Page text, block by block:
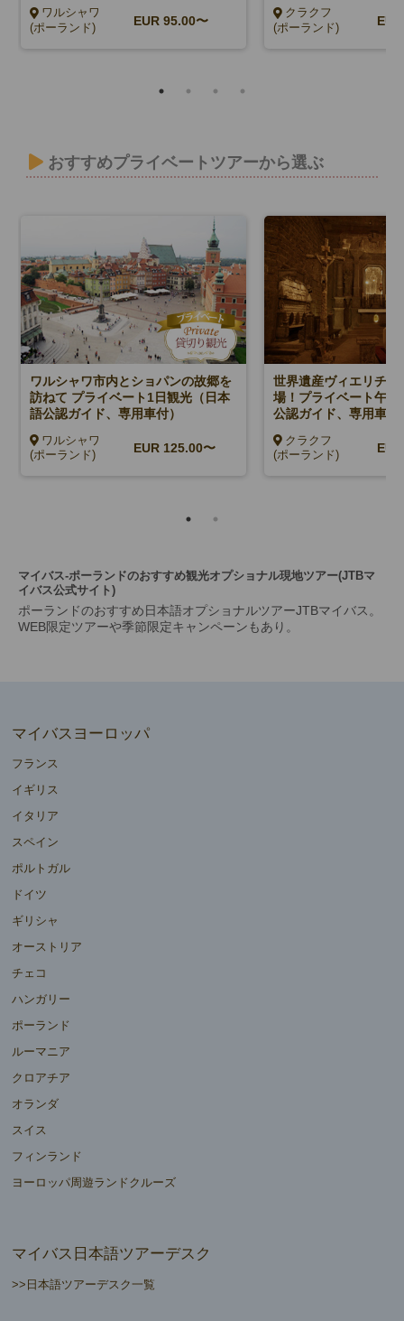
ワルシャワ
(ポーランド)
EUR 95.00〜
クラクフ
(ポーランド)
おすすめプライベートツアーから選ぶ
ワルシャワ市内とショパンの故郷を
訪ねて プライベート1日観光（日本
語公認ガイド、専用車付）
ワルシャワ
(ポーランド)
EUR 125.00〜
世界遺産ヴィエリチカ
場！プライベート午後
公認ガイド、専用車付
クラクフ
(ポーランド)
マイバス-ポーランドのおすすめ観光オプショナル現地ツアー(JTBマ
イバス公式サイト)
ポーランドのおすすめ日本語オプショナルツアーJTBマイバス。
WEB限定ツアーや季節限定キャンペーンもあり。
マイバスヨーロッパ
フランス
イギリス
イタリア
スペイン
ポルトガル
ドイツ
ギリシャ
オーストリア
チェコ
ハンガリー
ポーランド
ルーマニア
クロアチア
オランダ
スイス
フィンランド
ヨーロッパ周遊ランドクルーズ
マイバス日本語ツアーデスク
>>日本語ツアーデスク一覧